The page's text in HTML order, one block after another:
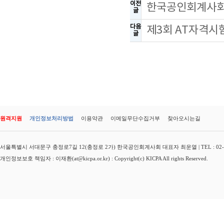
이전
글
한국공인회계사
다음
글
제3회 AT자격시
원격지원 개인정보처리방법 이용약관 이메일무단수집거부 찾아오시는길
서울특별시 서대문구 충정로7길 12(충정로 2가) 한국공인회계사회 대표자 최운열 | TEL :
개인정보보호 책임자 : 이재환(at@kicpa.or.kr) : Copyright(c) KICPA All rights Reserved.